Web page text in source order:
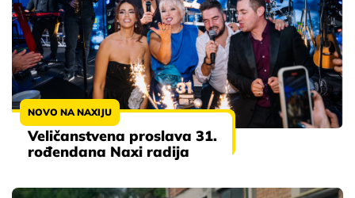
NOVO NA NAXIJU
Veličanstvena proslava 31.
rođendana Naxi radija